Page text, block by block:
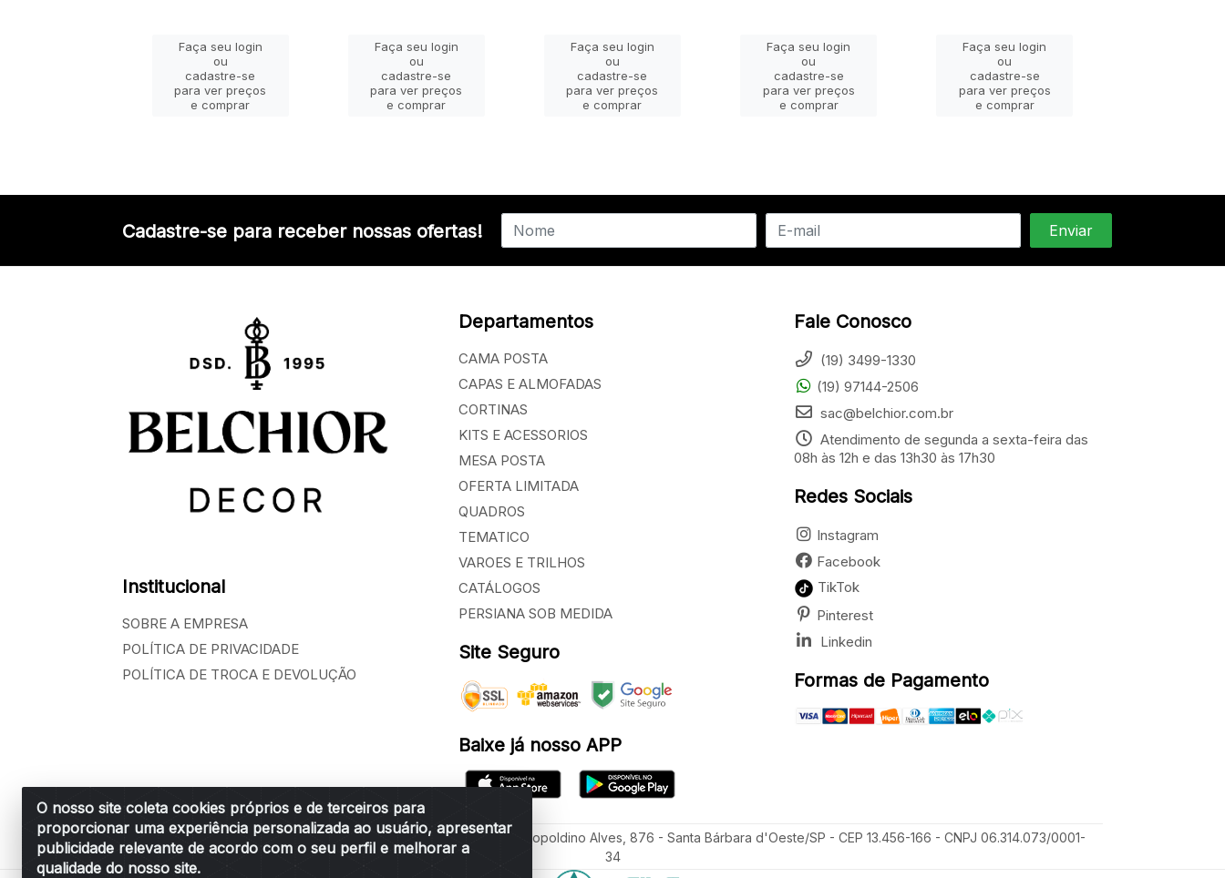
Faça seu login
ou
cadastre-se
para ver preços
e comprar
Faça seu login
ou
cadastre-se
para ver preços
e comprar
Faça seu login
ou
cadastre-se
para ver preços
e comprar
Faça seu login
ou
cadastre-se
para ver preços
e comprar
Faça seu login
ou
cadastre-se
para ver preços
e comprar
O nosso site coleta cookies próprios e de terceiros para
proporcionar uma experiência personalizada ao usuário, apresentar
publicidade relevante de acordo com o seu perfil e melhorar a
qualidade do nosso site.
Cadastre-se para receber nossas ofertas!
Institucional
SOBRE A EMPRESA
POLÍTICA DE PRIVACIDADE
POLÍTICA DE TROCA E DEVOLUÇÃO
Departamentos
CAMA POSTA
CAPAS E ALMOFADAS
CORTINAS
KITS E ACESSORIOS
MESA POSTA
OFERTA LIMITADA
QUADROS
TEMATICO
VAROES E TRILHOS
CATÁLOGOS
PERSIANA SOB MEDIDA
Site Seguro
Baixe já nosso APP
Fale Conosco
(19) 3499-1330
(19) 97144-2506
sac@belchior.com.br
Atendimento de segunda a sexta-feira das
08h às 12h e das 13h30 às 17h30
Redes Sociais
Instagram
Facebook
TikTok
Pinterest
Linkedin
Formas de Pagamento
Belchior Cortinas e Acessórios LTDA - R: Rua Vereador Sérgio Leopoldino Alves, 876 - Santa Bárbara d'Oeste/SP - CEP 13.456-166 - CNPJ 06.314.073/0001-
34